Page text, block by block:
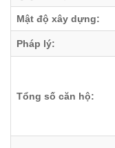
Mật độ xây dựng:
Pháp lý:
Tổng số căn hộ: